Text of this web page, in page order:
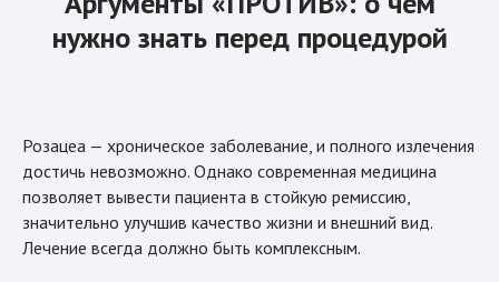
нужно знать перед процедурой
Розацеа — хроническое заболевание, и полного излечения
достичь невозможно. Однако современная медицина
позволяет вывести пациента в стойкую ремиссию,
значительно улучшив качество жизни и внешний вид.
Лечение всегда должно быть комплексным.